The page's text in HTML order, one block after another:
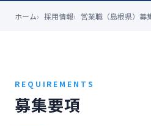
ホーム 採用情報 営業職（島根県）募
REQUIREMENTS
募集要項